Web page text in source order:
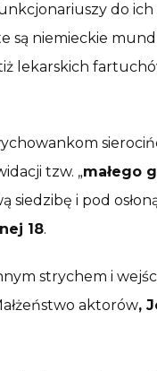
do
są niemieckie
lekarskich
tzw. „małego
siedzibę i pod
18.
strychem i
aktorów,